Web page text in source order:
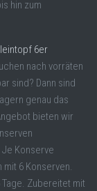
hin zum
6er
nach vorräten
sind? Dann sind
genau das
bieten wir
Konserve
6 Konserven.
Zubereitet mit